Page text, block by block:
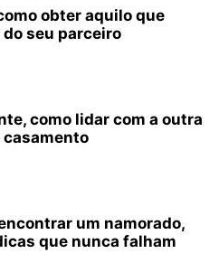
obter aquilo que
do seu parceiro
como lidar com a outra
casamento
um namorado,
que nunca falham